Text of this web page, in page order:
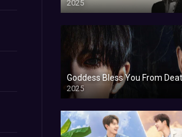
2025
Goddess Bless You From
2025